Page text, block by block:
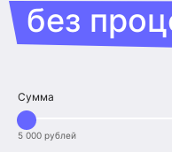
без
Сумма
5 000 рублей